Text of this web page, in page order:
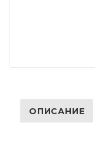
ОПИСАНИЕ